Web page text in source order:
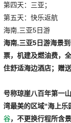
第四天：三亚；
第五天：快乐返航
海南,三亚5日游
海南,三亚5日游海景
票，机建及燃油费，
住舒适海边酒店；赠
号称琼崖八百年第一
湾最美的区域“海上乐
谷，不更换行程所含